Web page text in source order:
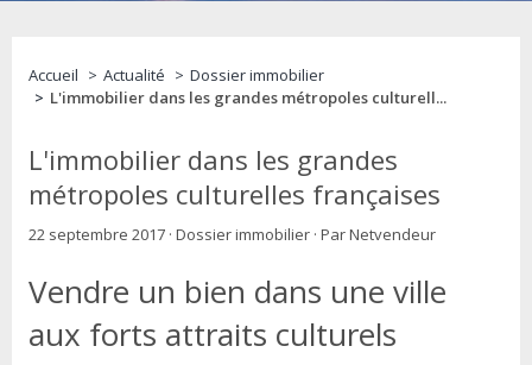
Accueil Actualité
Dossier immobilier
L'immobilier dans les grandes métropoles culturell...
L'immobilier dans les grandes
métropoles culturelles françaises
22 septembre 2017 · Dossier immobilier · Par Netvendeur
Vendre un bien dans une ville
aux forts attraits culturels